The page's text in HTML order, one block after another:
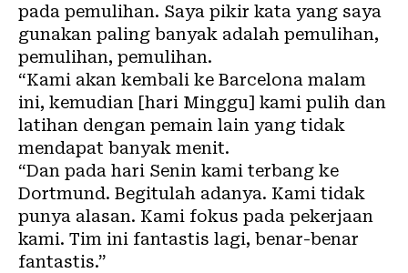
pada pemulihan. Saya pikir kata yang saya
gunakan paling banyak adalah pemulihan,
pemulihan, pemulihan.
“Kami akan kembali ke Barcelona malam
ini, kemudian [hari Minggu] kami pulih dan
latihan dengan pemain lain yang tidak
mendapat banyak menit.
“Dan pada hari Senin kami terbang ke
Dortmund. Begitulah adanya. Kami tidak
punya alasan. Kami fokus pada pekerjaan
kami. Tim ini fantastis lagi, benar-benar
fantastis.”